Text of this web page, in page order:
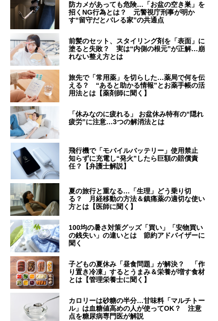
防カメがあっても危険…「お盆の空き巣」を
招くNG行為とは？ 元警視庁刑事が明か
す“留守だとバレる家”の共通点
前髪のセット、スタイリング剤を「表面」に
塗ると失敗？ 実は“内側の根元”が正解…崩
れない整え方とは
旅先で「常用薬」を切らした…薬局で何を伝
える？ “あると助かる情報”とお薬手帳の活
用法とは【薬剤師に聞く】
「休みなのに疲れる」 お盆休み特有の“隠れ
疲労”に注意…3つの解消法とは
飛行機で「モバイルバッテリー」使用禁止
知らずに充電し“発火”したら巨額の賠償責
任？【弁護士解説】
夏の旅行と重なる…「生理」どう乗り切
る？ 月経移動の方法＆鎮痛薬の適切な使い
方とは【医師に聞く】
100均の暑さ対策グッズ「買い」「安物買い
の銭失い」の違いとは 節約アドバイザーに
聞く
子どもの夏休み「昼食問題」が解決？ 「作
り置き冷凍」するとうまみ＆栄養が増す食材
とは【管理栄養士に聞く】
カロリーは砂糖の半分…甘味料「マルチトー
ル」は血糖値高めの人が使ってOK？ 注意
点を糖尿病専門医が解説